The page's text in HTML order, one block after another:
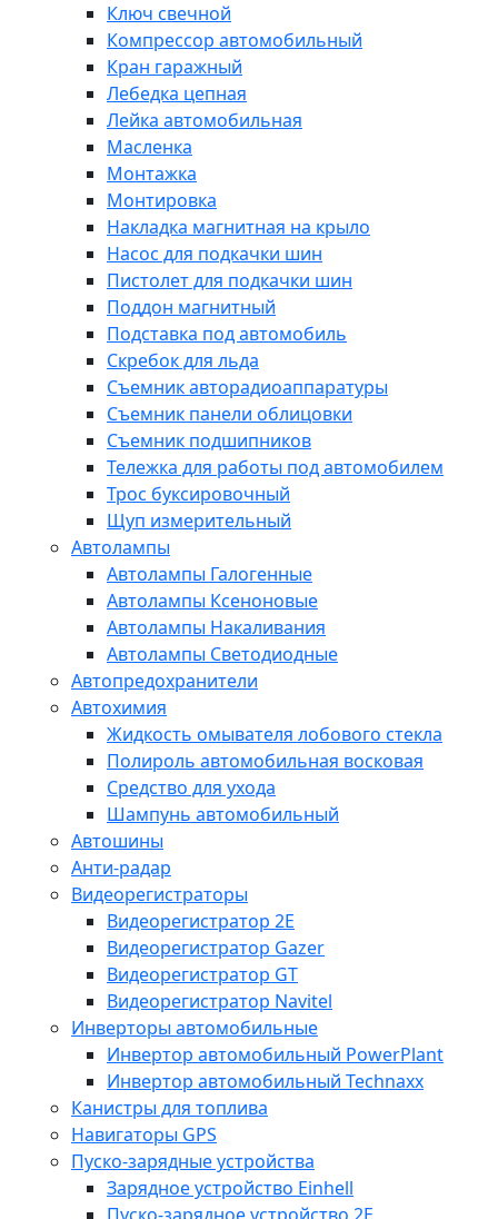
Ключ свечной
Компрессор автомобильный
Кран гаражный
Лебедка цепная
Лейка автомобильная
Масленка
Монтажка
Монтировка
Накладка магнитная на крыло
Насос для подкачки шин
Пистолет для подкачки шин
Поддон магнитный
Подставка под автомобиль
Скребок для льда
Съемник авторадиоаппаратуры
Съемник панели облицовки
Съемник подшипников
Тележка для работы под автомобилем
Трос буксировочный
Щуп измерительный
Автолампы
Автолампы Галогенные
Автолампы Ксеноновые
Автолампы Накаливания
Автолампы Светодиодные
Автопредохранители
Автохимия
Жидкость омывателя лобового стекла
Полироль автомобильная восковая
Средство для ухода
Шампунь автомобильный
Автошины
Анти-радар
Видеорегистраторы
Видеорегистратор 2E
Видеорегистратор Gazer
Видеорегистратор GT
Видеорегистратор Navitel
Инверторы автомобильные
Инвертор автомобильный PowerPlant
Инвертор автомобильный Technaxx
Канистры для топлива
Навигаторы GPS
Пуско-зарядные устройства
Зарядное устройство Einhell